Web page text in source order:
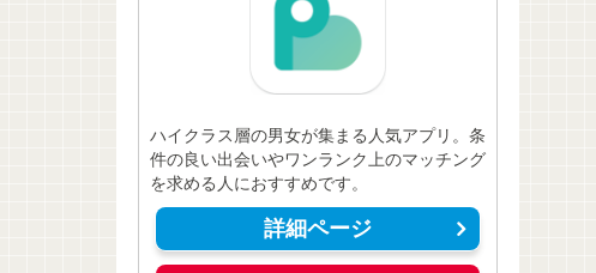
ハイクラス層の男女が集まる人気アプリ。条
件の良い出会いやワンランク上のマッチング
を求める人におすすめです。
詳細ページ